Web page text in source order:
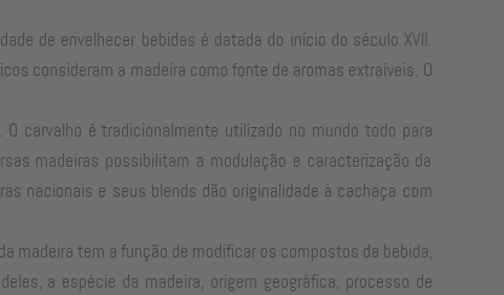
de envelhecer bebidas é datada do início do século XVII.
consideram a madeira como fonte de aromas extraíveis. O
carvalho é tradicionalmente utilizado no mundo todo para
madeiras possibilitam a modulação e caracterização da
nacionais e seus blends dão originalidade à cachaça com
madeira tem a função de modificar os compostos da bebida,
a espécie da madeira, origem geográfica, processo de